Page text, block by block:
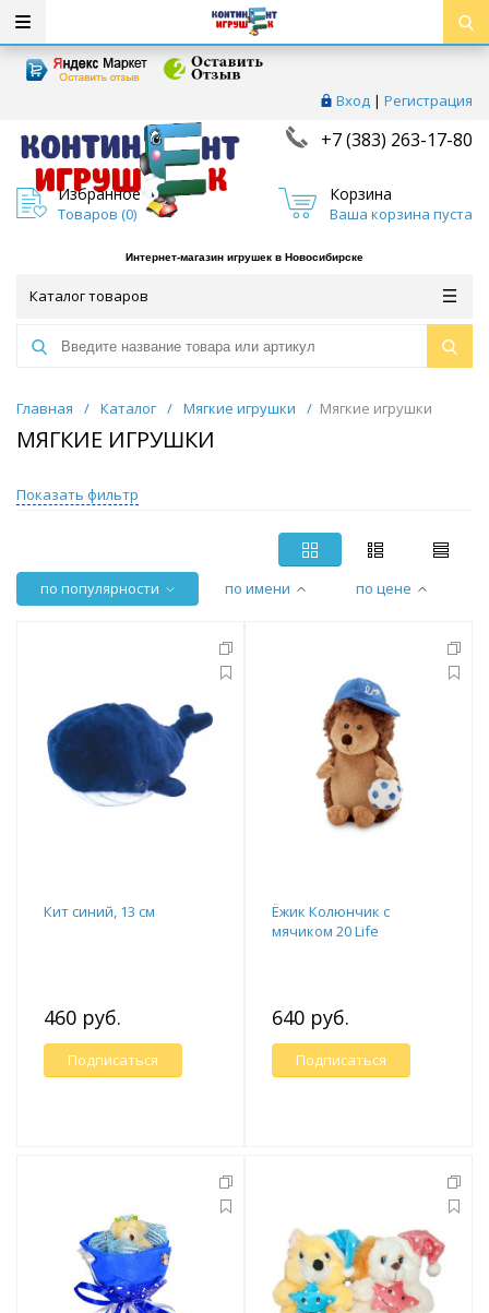
Вход | Регистрация
+7 (383) 263-17-80
Избранное
Товаров (0)
Корзина
Ваша корзина пуста
Интернет-магазин игрушек в Новосибирске
Каталог товаров
Главная / Каталог / Мягкие игрушки / Мягкие игрушки
МЯГКИЕ ИГРУШКИ
Показать фильтр
по популярности по имени по цене
Кит синий, 13 см
460 руб.
Подписаться
Ёжик Колюнчик с
мячиком 20 Life
640 руб.
Подписаться